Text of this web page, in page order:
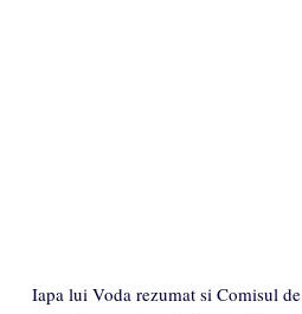
Iapa lui Voda rezumat si Comisul